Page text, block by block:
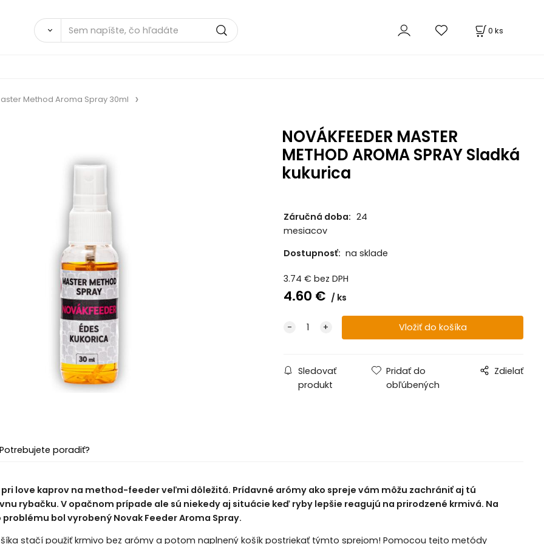
0 ks
Method Aroma Spray 30ml
NOVÁKFEEDER MASTER
METHOD AROMA SPRAY Sladká
kukurica
Záručná doba: 24
mesiacov
Dostupnosť: na sklade
3.74 € bez DPH
4.60 € ks
Sledovať
produkt
Pridať do
obľúbených
Zdielať
poradiť?
love kaprov na method-feeder veľmi dôležitá. Prídavné arómy ako spreje vám môžu zachrániť aj tú
rybačku. V opačnom prípade ale sú niekedy aj situácie keď ryby lepšie reagujú na prirodzené krmivá. Na
bol vyrobený Novak Feeder Aroma Spray.
stačí použiť krmivo bez arómy a potom naplnený košík postriekať týmto sprejom! Pomocou tejto metódy